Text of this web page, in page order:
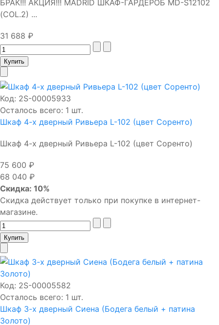
БРАК!!! АКЦИЯ!!! MADRID ШКАФ-ГАРДЕРОБ MD-S12102
(COL.2) ...
31 688 ₽
Код: 2S-00005933
Осталось всего: 1 шт.
Шкаф 4-х дверный Ривьера L-102 (цвет Соренто)
Шкаф 4-х дверный Ривьера L-102 (цвет Соренто)
75 600 ₽
68 040 ₽
Скидка: 10%
Скидка действует только при покупке в интернет-
магазине.
Код: 2S-00005582
Осталось всего: 1 шт.
Шкаф 3-х дверный Сиена (Бодега белый + патина
Золото)